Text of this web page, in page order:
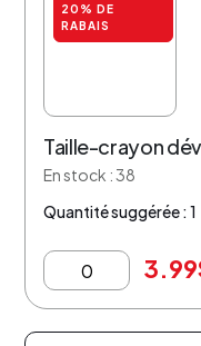
20% DE
RABAIS
Taille-crayon
En stock : 38
Quantité suggérée : 1
3.99